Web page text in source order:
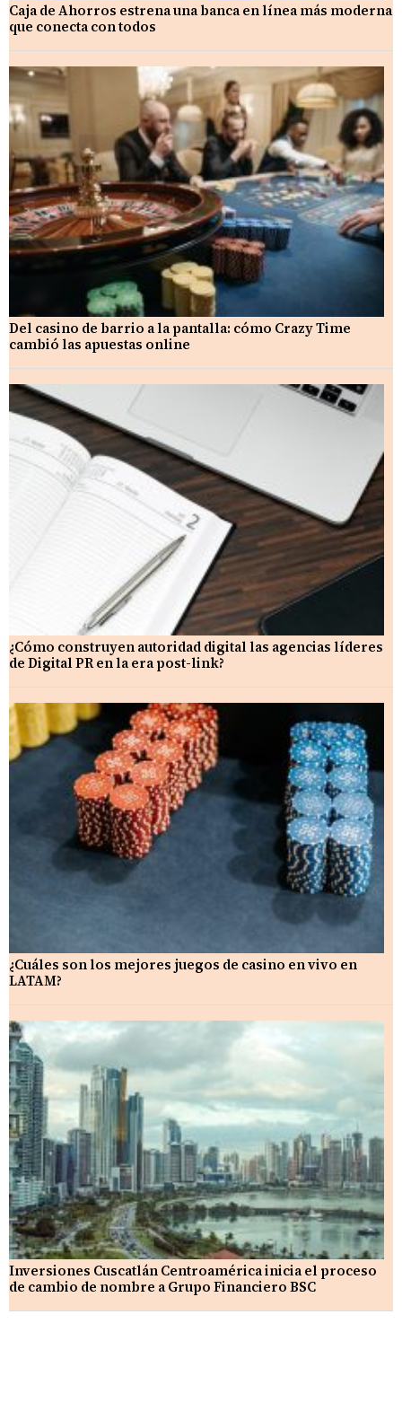
Caja de Ahorros estrena una banca en línea más moderna
que conecta con todos
Del casino de barrio a la pantalla: cómo Crazy Time
cambió las apuestas online
¿Cómo construyen autoridad digital las agencias líderes
de Digital PR en la era post-link?
¿Cuáles son los mejores juegos de casino en vivo en
LATAM?
Inversiones Cuscatlán Centroamérica inicia el proceso
de cambio de nombre a Grupo Financiero BSC